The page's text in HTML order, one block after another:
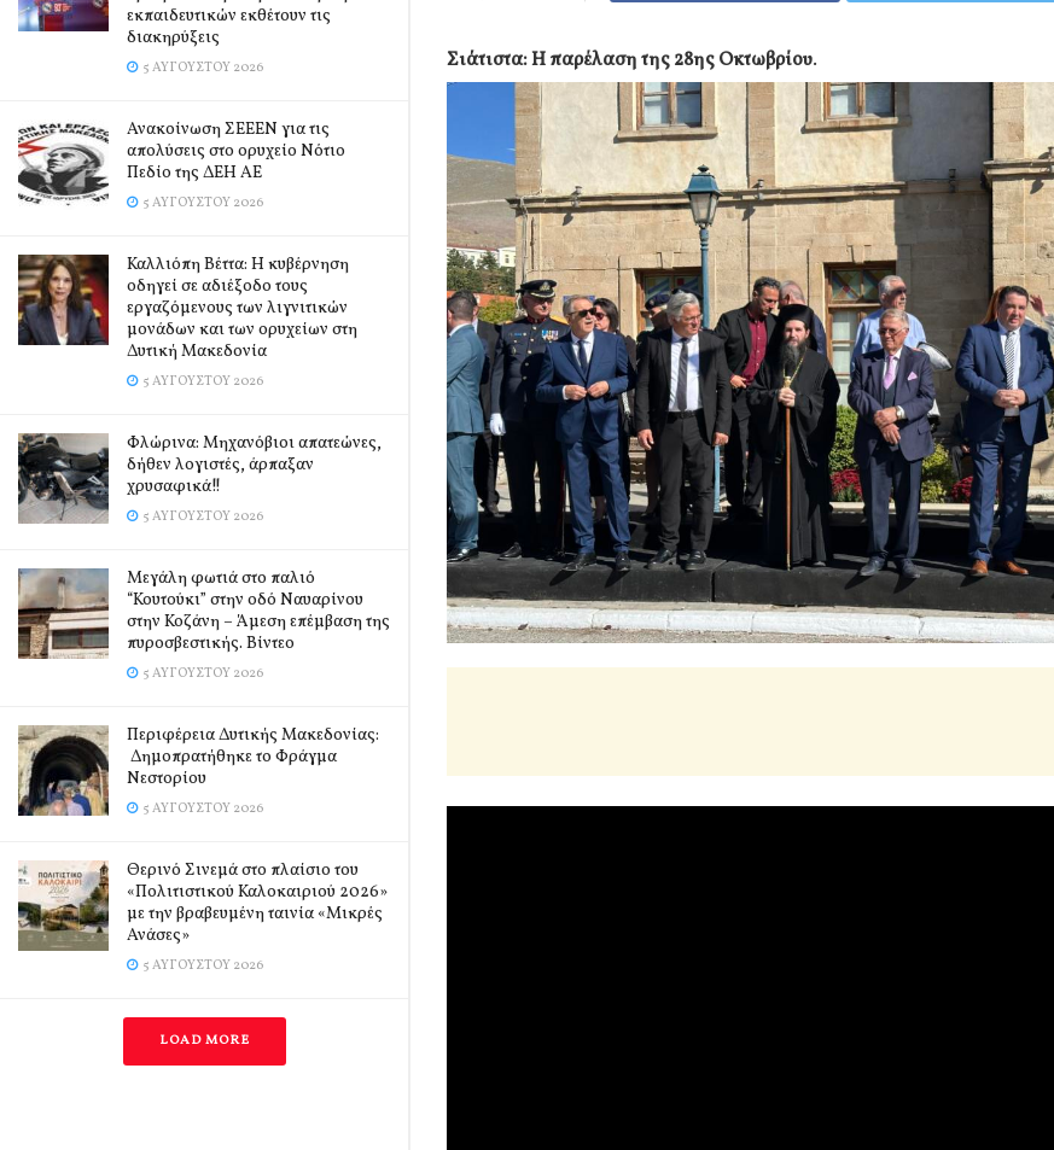
εκπαιδευτικών εκθέτουν τις
διακηρύξεις
5 ΑΥΓΟΎΣΤΟΥ 2026
Ανακοίνωση ΣΕΕΕΝ για τις
απολύσεις στο ορυχείο Νότιο
Πεδίο της ΔΕΗ ΑΕ
5 ΑΥΓΟΎΣΤΟΥ 2026
Καλλιόπη Βέττα: Η κυβέρνηση
οδηγεί σε αδιέξοδο τους
εργαζόμενους των λιγνιτικών
μονάδων και των ορυχείων στη
Δυτική Μακεδονία
5 ΑΥΓΟΎΣΤΟΥ 2026
Φλώρινα: Μηχανόβιοι απατεώνες,
δήθεν λογιστές, άρπαξαν
χρυσαφικά!!
5 ΑΥΓΟΎΣΤΟΥ 2026
Μεγάλη φωτιά στο παλιό
“Κουτούκι” στην οδό Ναυαρίνου
στην Κοζάνη – Άμεση επέμβαση της
πυροσβεστικής. Βίντεο
5 ΑΥΓΟΎΣΤΟΥ 2026
Περιφέρεια Δυτικής Μακεδονίας:
Δημοπρατήθηκε το Φράγμα
Νεστορίου
5 ΑΥΓΟΎΣΤΟΥ 2026
Θερινό Σινεμά στο πλαίσιο του
«Πολιτιστικού Καλοκαιριού 2026»
με την βραβευμένη ταινία «Μικρές
Ανάσες»
5 ΑΥΓΟΎΣΤΟΥ 2026
LOAD MORE
Σιάτιστα: Η παρέλαση της 28ης Οκτωβρίου.